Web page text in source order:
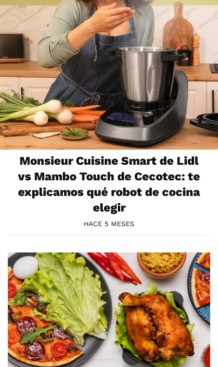
Monsieur Cuisine Smart de Lidl
vs Mambo Touch de Cecotec: te
explicamos qué robot de cocina
elegir
HACE 5 MESES